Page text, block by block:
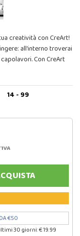
creatività con CreArt!
all’interno troverai
Con CreArt
14 - 99
DA €50
30 giorni: € 19.99